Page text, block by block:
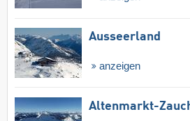
Ausseerland
anzeigen
Altenmarkt-